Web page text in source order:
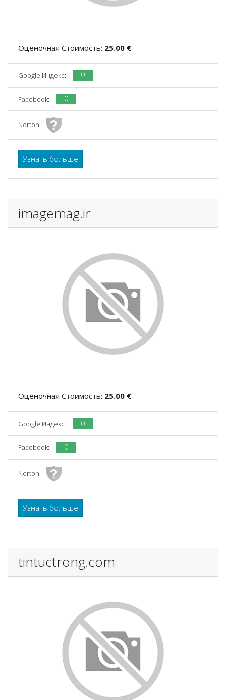
Оценочная Стоимость: 25.00 €
Google Индекс: 0
Facebook: 0
Norton:
Узнать больше
imagemag.ir
Оценочная Стоимость: 25.00 €
Google Индекс: 0
Facebook: 0
Norton:
Узнать больше
tintuctrong.com